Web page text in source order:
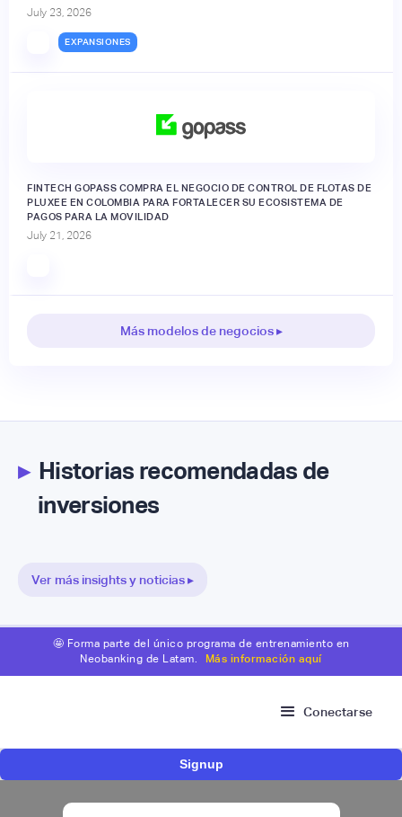
July 23, 2026
EXPANSIONES
FINTECH GOPASS COMPRA EL NEGOCIO DE CONTROL DE FLOTAS DE
PLUXEE EN COLOMBIA PARA FORTALECER SU ECOSISTEMA DE
PAGOS PARA LA MOVILIDAD
July 21, 2026
Más modelos de negocios ▸
▸Historias recomendadas de
inversiones
Ver más insights y noticias ▸
🤩 Forma parte del único programa de entrenamiento en
Neobanking de Latam.
Más información aquí
Conectarse
Signup
millones para expandir su plataforma de